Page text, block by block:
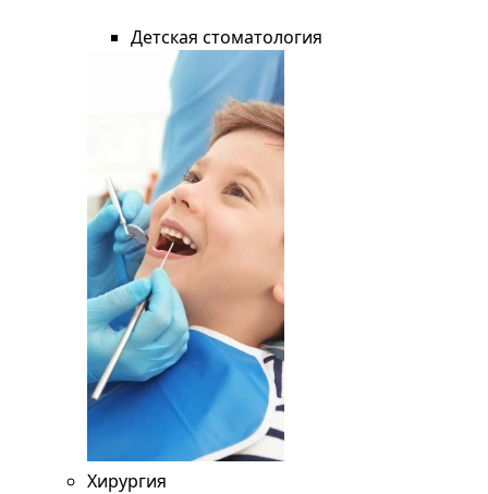
Детская стоматология
Хирургия